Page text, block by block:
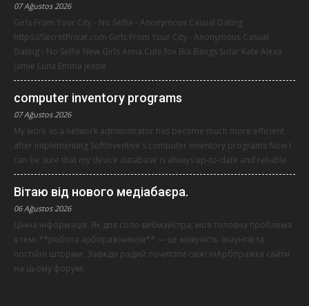
07 Ağustos 2026
Girls From Your City - No Selfie - Anonymous Casual Dating
https://SecretPrivat.com Girls From Your City - Anonymous Casual
Dating - No Selfie New Girls Anna Cute fox Bia Bangs Solar Kate Alexa
Jamie Luna Emma Jessie
computer inventory programs
07 Ağustos 2026
My work as a network administrator has become much more efficient
after implementing SoftInventive's computer inventory programs Now I
can be sure that my device database is always up-to-date and reliable.
Вітаю від нового медіабаєра.
06 Ağustos 2026
Цінна інформація. Як для соло-вебмайстра, моя головна проблема
в темі **робота арбітражником** — це живучість акаунтів та
постійні шторми. Завжди радий почитати свіжі інАрбітражка сайти
на цьому форумі.